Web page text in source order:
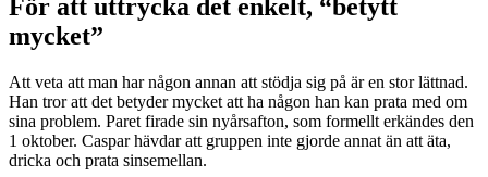
För att uttrycka det enkelt, “betytt
mycket”
Att veta att man har någon annan att stödja sig på är en stor lättnad.
Han tror att det betyder mycket att ha någon han kan prata med om
sina problem. Paret firade sin nyårsafton, som formellt erkändes den
1 oktober. Caspar hävdar att gruppen inte gjorde annat än att äta,
dricka och prata sinsemellan.